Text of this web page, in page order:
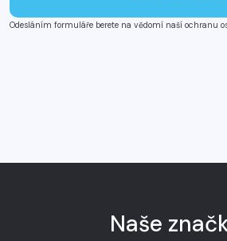
Odesláním formuláře berete na vědomí naší ochranu
Naše